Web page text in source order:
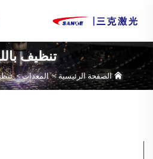
تنظيف
الصفحة الرئيسية>المعدات>